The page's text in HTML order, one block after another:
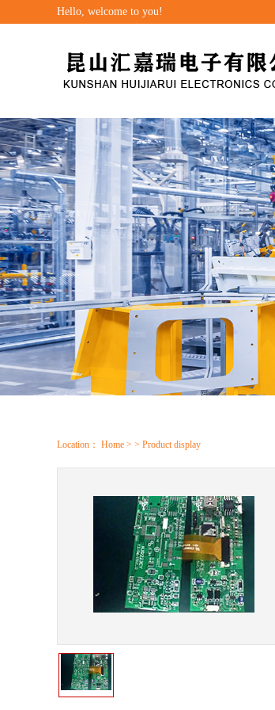
Hello, welcome to you!
Location： Home > > Product display